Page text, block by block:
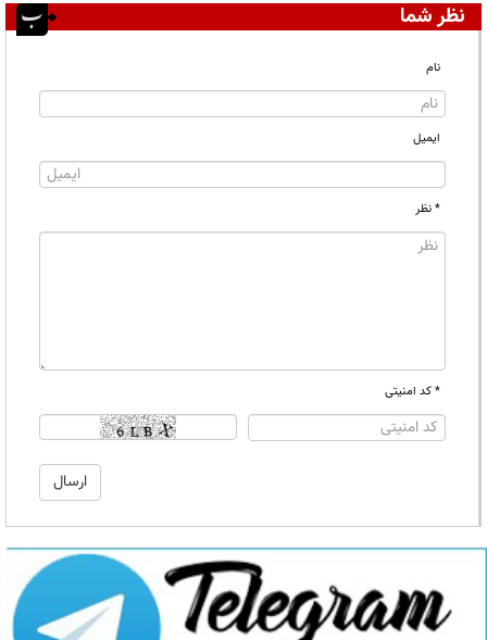
نظر شما
نام
ایمیل
* نظر
* کد امنیتی